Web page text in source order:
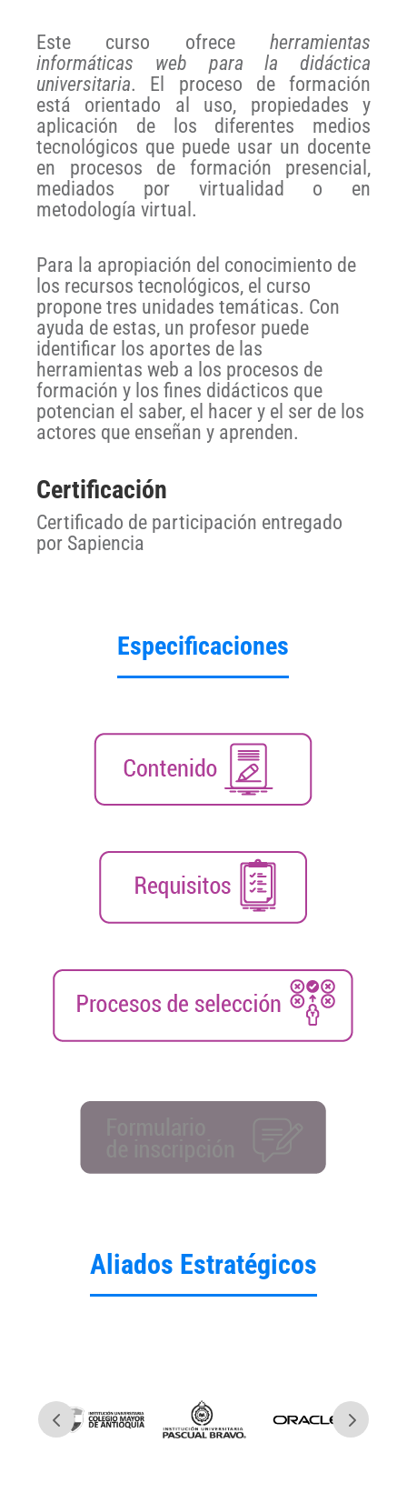
Este curso ofrece herramientas
informáticas web para la didáctica
universitaria. El proceso de formación
está orientado al uso, propiedades y
aplicación de los diferentes medios
tecnológicos que puede usar un docente
en procesos de formación presencial,
mediados por virtualidad o en
metodología virtual.
Para la apropiación del conocimiento de
los recursos tecnológicos, el curso
propone tres unidades temáticas. Con
ayuda de estas, un profesor puede
identificar los aportes de las
herramientas web a los procesos de
formación y los fines didácticos que
potencian el saber, el hacer y el ser de los
actores que enseñan y aprenden.
Certificación
Certificado de participación entregado
por Sapiencia
Especificaciones
Aliados Estratégicos